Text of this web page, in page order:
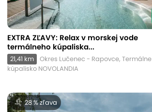
EXTRA ZĽAVY: Relax v morskej vode
termálneho kúpaliska...
21,41 km
Okres Lučenec - Rapovce, Termálne
kúpalisko NOVOLANDIA
28 % zľava